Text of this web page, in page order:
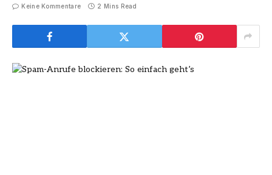
Keine Kommentare 2 Mins Read